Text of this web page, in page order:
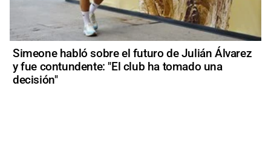
Simeone habló sobre el futuro de Julián Álvarez
y fue contundente: "El club ha tomado una
decisión"